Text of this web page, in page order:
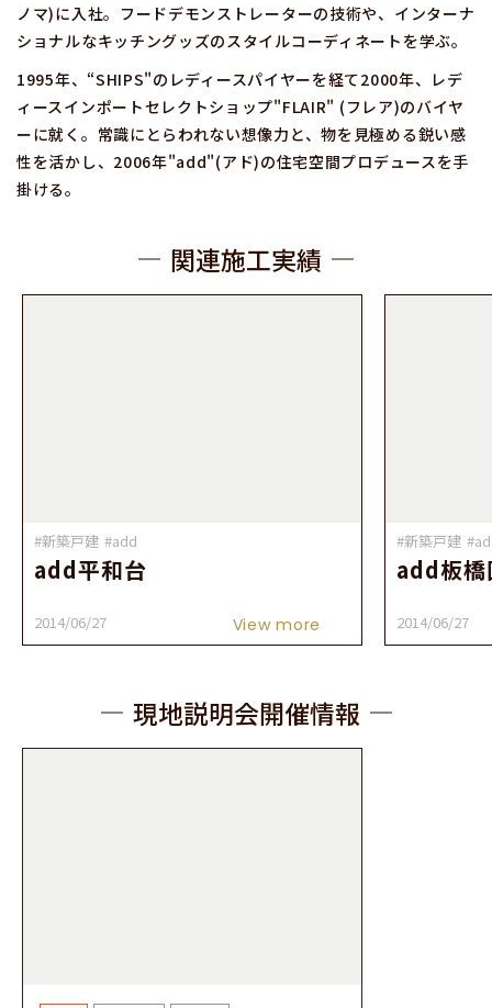
ノマ)に入社。フードデモンストレーターの技術や、インターナ
ショナルなキッチングッズのスタイルコーディネートを学ぶ。
1995年、“SHIPS"のレディースパイヤーを経て2000年、レデ
ィースインポートセレクトショップ"FLAIR" (フレア)のバイヤ
ーに就く。常識にとらわれない想像力と、物を見極める鋭い感
性を活かし、2006年"add"(アド)の住宅空間プロデュースを手
掛ける。
関連施工実績
#新築戸建 #add
add平和台
2014/06/27 View more
#新築戸建
add板橋
2014/06/27
現地説明会開催情報